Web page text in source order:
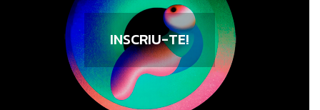
INSCRIU-TE!